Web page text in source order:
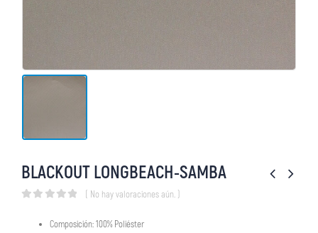
BLACKOUT LONGBEACH-SAMBA
( No hay valoraciones aún. )
Composición: 100% Poliéster